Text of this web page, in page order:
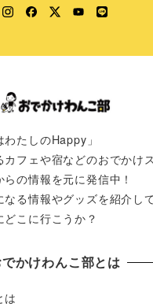
Instagram
Facebook
TwitterYouTube
LINE
わたしのHappy」
フェや宿などのおでかけ
の情報を元に発信中！
る情報やグッズを紹介し
こに行こうか？
かけわんこ部とは
は